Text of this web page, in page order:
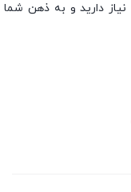
دارید و به ذهن شما